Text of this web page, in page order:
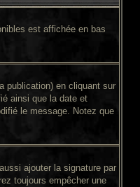
est affichée en bas
publication) en cliquant sur
ainsi que la date et
le message. Notez que
ajouter la signature par
toujours empêcher une